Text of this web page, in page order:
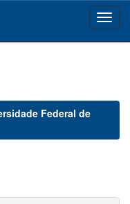
Federal de